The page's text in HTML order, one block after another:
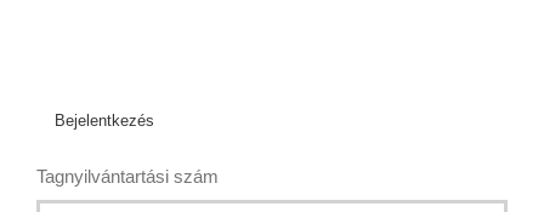
Bejelentkezés
Tagnyilvántartási szám